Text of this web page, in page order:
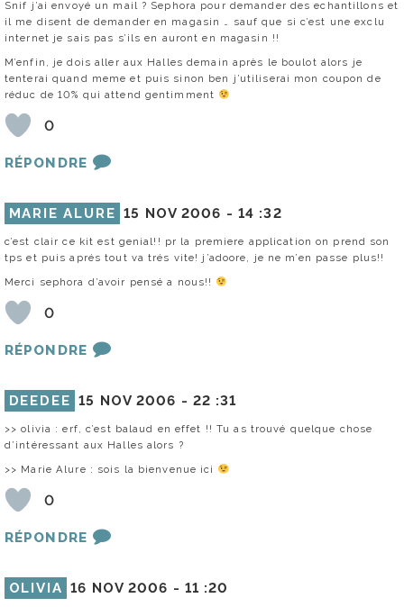
Snif j’ai envoyé un mail ? Sephora pour demander des echantillons et
il me disent de demander en magasin … sauf que si c’est une exclu
internet je sais pas s’ils en auront en magasin !!
M’enfin, je dois aller aux Halles demain après le boulot alors je
tenterai quand meme et puis sinon ben j’utiliserai mon coupon de
réduc de 10% qui attend gentimment
0
RÉPONDRE
MARIE ALURE 15 NOV 2006 - 14 :32
c’est clair ce kit est genial!! pr la premiere application on prend son
tps et puis aprés tout va trés vite! j’adoore, je ne m’en passe plus!!
Merci sephora d’avoir pensé a nous!!
0
RÉPONDRE
DEEDEE 15 NOV 2006 - 22 :31
>> olivia : erf, c’est balaud en effet !! Tu as trouvé quelque chose
d’intéressant aux Halles alors ?
>> Marie Alure : sois la bienvenue ici
0
RÉPONDRE
OLIVIA 16 NOV 2006 - 11 :20